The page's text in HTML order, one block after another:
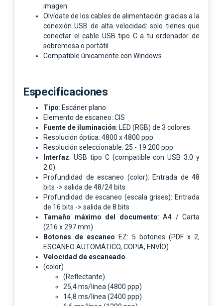
imagen
Olvídate de los cables de alimentación gracias a la
conexión USB de alta velocidad: solo tienes que
conectar el cable USB tipo C a tu ordenador de
sobremesa o portátil
Compatible únicamente con Windows
Especificaciones
Tipo: Escáner plano
Elemento de escaneo: CIS
Fuente de iluminación: LED (RGB) de 3 colores
Resolución óptica: 4800 x 4800 ppp
Resolución seleccionable: 25 - 19 200 ppp
Interfaz: USB tipo C (compatible con USB 3.0 y
2.0)
Profundidad de escaneo (color): Entrada de 48
bits -> salida de 48/24 bits
Profundidad de escaneo (escala grises): Entrada
de 16 bits -> salida de 8 bits
Tamaño máximo del documento: A4 / Carta
(216 x 297 mm)
Botones de escaneo EZ: 5 botones (PDF x 2,
ESCANEO AUTOMÁTICO, COPIA, ENVÍO)
Velocidad de escaneado
(color)
(Reflectante)
25,4 ms/línea (4800 ppp)
14,8 ms/línea (2400 ppp)